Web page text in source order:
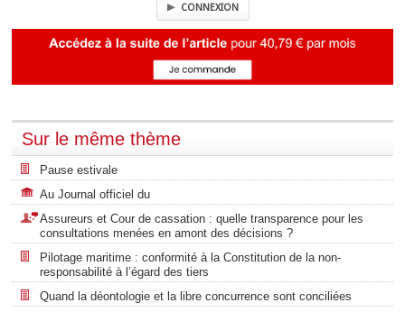
CONNEXION
Sur le même thème
Pause estivale
Au Journal officiel du
Assureurs et Cour de cassation : quelle transparence pour les
consultations menées en amont des décisions ?
Pilotage maritime : conformité à la Constitution de la non-
responsabilité à l’égard des tiers
Quand la déontologie et la libre concurrence sont conciliées